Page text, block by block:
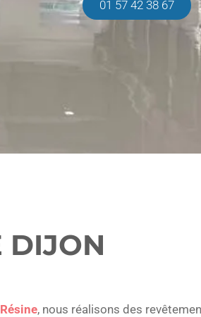
01 57 42 38 67
DIJON
, nous réalisons des